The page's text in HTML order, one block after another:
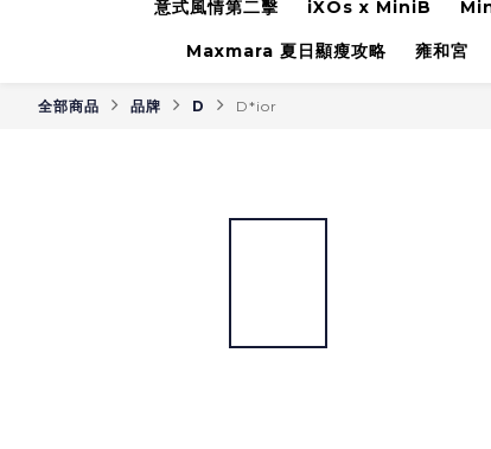
意式風情第二擊 iXOs x MiniB
Maxmara 夏日顯瘦攻略 雍和宮
全部商品 品牌 D D*ior